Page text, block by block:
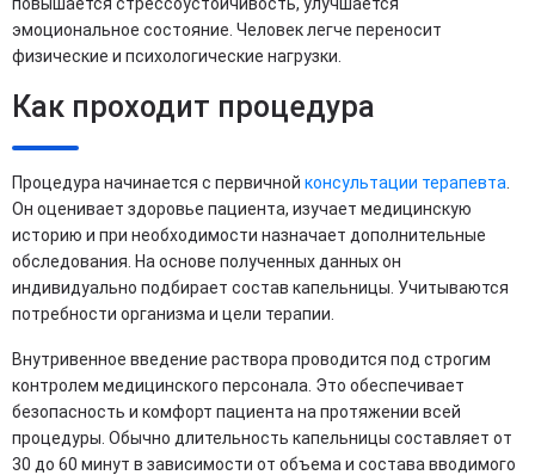
эмоциональное состояние. Человек легче переносит
физические и психологические нагрузки.
Как проходит процедура
Процедура начинается с первичной консультации терапевта
Он оценивает здоровье пациента, изучает медицинскую
историю и при необходимости назначает дополнительные
обследования. На основе полученных данных он
индивидуально подбирает состав капельницы. Учитываются
потребности организма и цели терапии.
Внутривенное введение раствора проводится под строгим
контролем медицинского персонала. Это обеспечивает
безопасность и комфорт пациента на протяжении всей
процедуры. Обычно длительность капельницы составляет от
30 до 60 минут в зависимости от объема и состава вводимого